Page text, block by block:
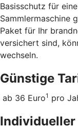
Basisschutz für
Sammlermaschine
Paket für Ihr
versichert sind,
wechseln.
Günstige
ab 36 Euro1 pro